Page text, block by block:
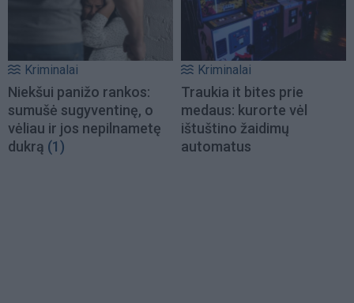
Kriminalai
Niekšui panižo rankos:
sumušė sugyventinę, o
vėliau ir jos nepilnametę
dukrą (1)
Kriminalai
Traukia it bites prie
medaus: kurorte vėl
ištuštino žaidimų
automatus